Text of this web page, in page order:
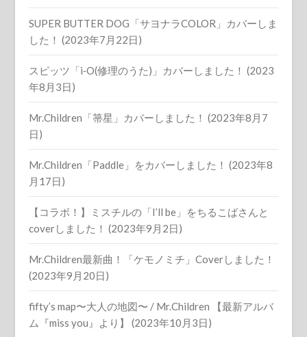
SUPER BUTTER DOG「サヨナラCOLOR」カバーしま
した！ (2023年7月22日)
スピッツ「i‐O(修理のうた)」カバーしました！ (2023
年8月3日)
Mr.Children「箒星」カバーしました！ (2023年8月7
日)
Mr.Children「Paddle」をカバーしました！ (2023年8
月17日)
【コラボ！】ミスチルの「I’ll be」をちるこばさんと
coverしました！ (2023年9月2日)
Mr.Children最新曲！「ケモノミチ」Coverしました！
(2023年9月20日)
fifty’s map〜大人の地図〜 / Mr.Children 【最新アルバ
ム『miss you』より】 (2023年10月3日)